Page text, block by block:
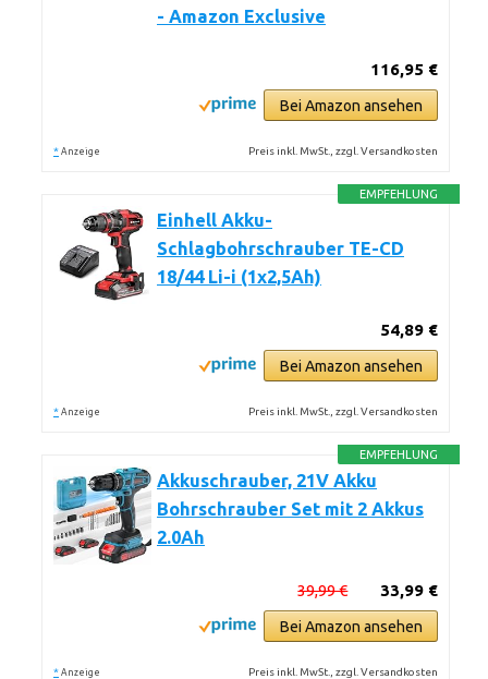
- Amazon Exclusive
116,95 €
Bei Amazon ansehen
* Anzeige Preis inkl. MwSt., zzgl. Versandkosten
EMPFEHLUNG
Einhell Akku-
Schlagbohrschrauber TE-CD
18/44 Li-i (1x2,5Ah)
54,89 €
Bei Amazon ansehen
* Anzeige Preis inkl. MwSt., zzgl. Versandkosten
EMPFEHLUNG
Akkuschrauber, 21V Akku
Bohrschrauber Set mit 2 Akkus
2.0Ah
33,99 €
39,99 €
Bei Amazon ansehen
* Anzeige Preis inkl. MwSt., zzgl. Versandkosten